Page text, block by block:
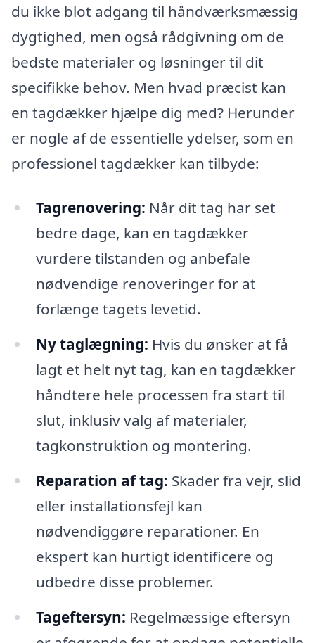
du ikke blot adgang til håndværksmæssig
dygtighed, men også rådgivning om de
bedste materialer og løsninger til dit
specifikke behov. Men hvad præcist kan
en tagdækker hjælpe dig med? Herunder
er nogle af de essentielle ydelser, som en
professionel tagdækker kan tilbyde:
Tagrenovering: Når dit tag har set
bedre dage, kan en tagdækker
vurdere tilstanden og anbefale
nødvendige renoveringer for at
forlænge tagets levetid.
Ny taglægning: Hvis du ønsker at få
lagt et helt nyt tag, kan en tagdækker
håndtere hele processen fra start til
slut, inklusiv valg af materialer,
tagkonstruktion og montering.
Reparation af tag: Skader fra vejr, slid
eller installationsfejl kan
nødvendiggøre reparationer. En
ekspert kan hurtigt identificere og
udbedre disse problemer.
Tageftersyn: Regelmæssige eftersyn